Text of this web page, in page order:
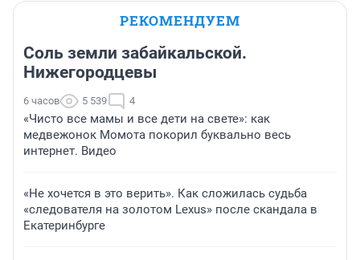
РЕКОМЕНДУЕМ
Соль земли забайкальской.
Нижегородцевы
6 часов 5 539 4
«Чисто все мамы и все дети на свете»: как
медвежонок Момота покорил буквально весь
интернет. Видео
«Не хочется в это верить». Как сложилась судьба
«следователя на золотом Lexus» после скандала в
Екатеринбурге